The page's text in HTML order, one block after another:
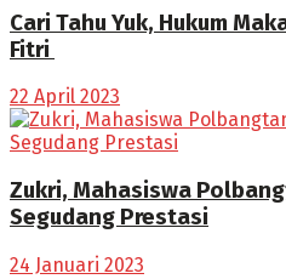
Cari Tahu Yuk, Hukum
Fitri
22 April 2023
Zukri, Mahasiswa
Segudang Prestasi
24 Januari 2023